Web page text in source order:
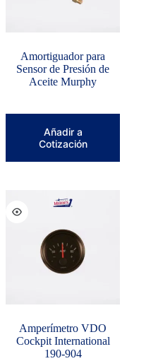
Amortiguador para
Sensor de Presión de
Aceite Murphy
Añadir a
Cotización
Amperímetro VDO
Cockpit International
190-904